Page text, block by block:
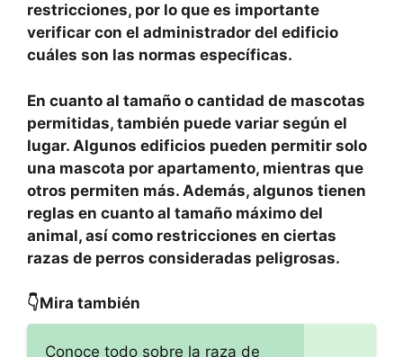
restricciones, por lo que es importante
verificar con el administrador del edificio
cuáles son las normas específicas.
En cuanto al tamaño o cantidad de mascotas
permitidas, también puede variar según el
lugar. Algunos edificios pueden permitir solo
una mascota por apartamento, mientras que
otros permiten más. Además, algunos tienen
reglas en cuanto al tamaño máximo del
animal, así como restricciones en ciertas
razas de perros consideradas peligrosas.
👇Mira también
Conoce todo sobre la raza de